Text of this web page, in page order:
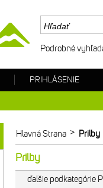
Hlavná Strana > Prilby
Prilby
ďalšie podkategórie
Podrobné
PRIHLÁSENIE